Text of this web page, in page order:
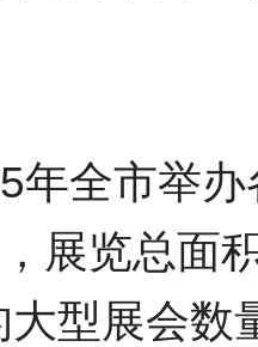
年全市举
展览总面
型展会数